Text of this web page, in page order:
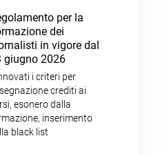
per la
dei
in vigore dal
giugno 2026
i criteri per
crediti ai
esonero dalla
inserimento
black list